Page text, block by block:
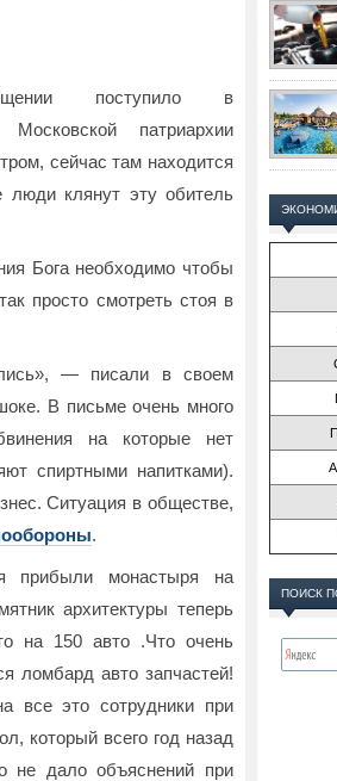
поступило в
патриархии
сейчас там находится
клянут эту обитель
Бога необходимо чтобы
просто смотреть стоя в
— писали в своем
В письме очень много
на которые нет
спиртными напитками).
Ситуация в обществе,
.
прибыли монастыря на
архитектуры теперь
на 150 авто .Что очень
ломбард авто запчастей!
все это сотрудники при
который всего год назад
не дало объяснений при
ПОИСК